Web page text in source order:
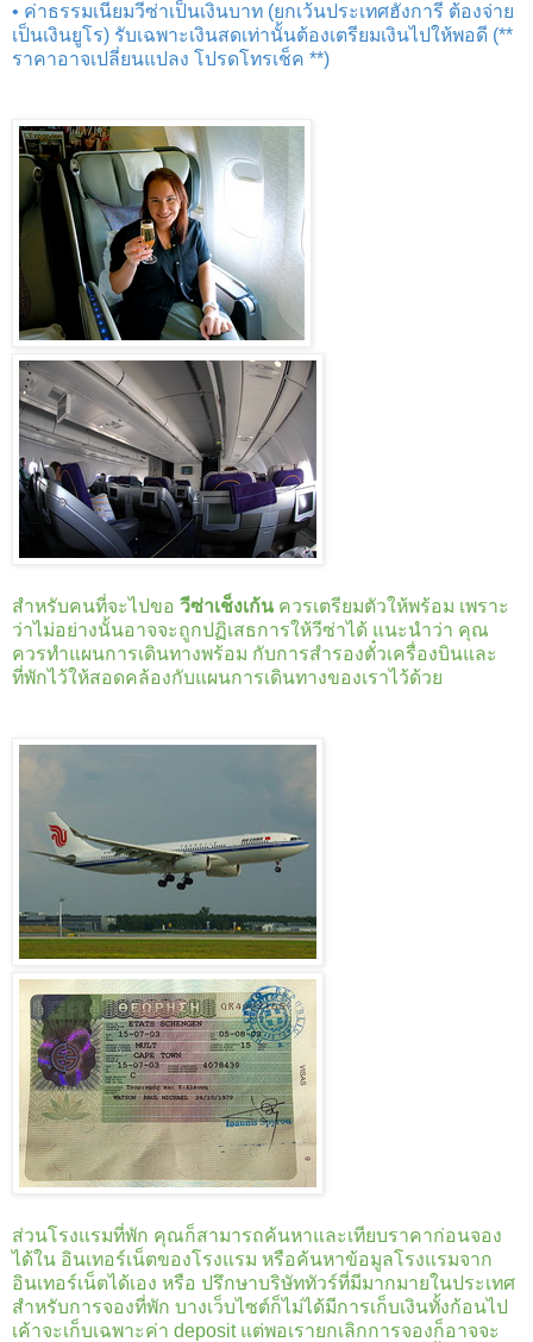
• ค่าธรรมเนียมวีซ่าเป็นเงินบาท (ยกเว้นประเทศฮังการี ต้องจ่าย
เป็นเงินยูโร) รับเฉพาะเงินสดเท่านั้นต้องเตรียมเงินไปให้พอดี (**
ราคาอาจเปลี่ยนแปลง โปรดโทรเช็ค **)
สำหรับคนที่จะไปขอ วีซ่าเช็งเก้น ควรเตรียมตัวให้พร้อม เพราะ
ว่าไม่อย่างนั้นอาจจะถูกปฏิเสธการให้วีซ่าได้ แนะนำว่า คุณ
ควรทำแผนการเดินทางพร้อม กับการสำรองตั๋วเครื่องบินและ
ที่พักไว้ให้สอดคล้องกับแผนการเดินทางของเราไว้ด้วย
ส่วนโรงแรมที่พัก คุณก็สามารถค้นหาและเทียบราคาก่อนจอง
ได้ใน อินเทอร์เน็ตของโรงแรม หรือค้นหาข้อมูลโรงแรมจาก
อินเทอร์เน็ตได้เอง หรือ ปรึกษาบริษัททัวร์ที่มีมากมายในประเทศ
สำหรับการจองที่พัก บางเว็บไซต์ก็ไม่ได้มีการเก็บเงินทั้งก้อนไป
เค้าจะเก็บเฉพาะค่า deposit แต่พอเรายกเลิกการจองก็อาจจะ